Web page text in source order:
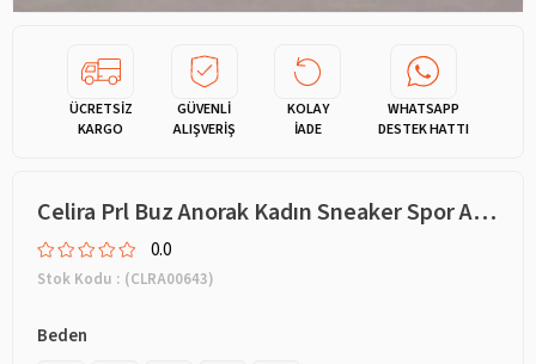
ÜCRETSİZ
KARGO
GÜVENLİ
ALIŞVERİŞ
KOLAY
İADE
WHATSAPP
DESTEK HATTI
Celira Prl Buz Anorak Kadın Sneaker Spor Ayakkabı 724
0.0
Stok Kodu (CLRA00643)
Beden